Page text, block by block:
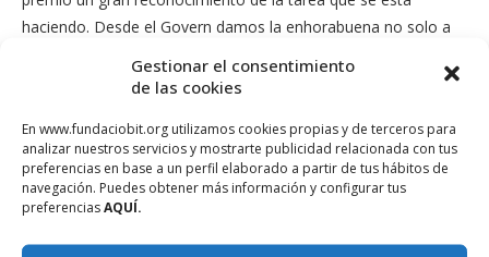
Gestionar el consentimiento
de las cookies
En www.fundaciobit.org utilizamos cookies propias y de terceros para
analizar nuestros servicios y mostrarte publicidad relacionada con tus
preferencias en base a un perfil elaborado a partir de tus hábitos de
navegación. Puedes obtener más información y configurar tus
preferenciasAQUÍ.
haciendo. Desde el Govern damos la enhorabuena no solo a
participantes que han llegado a esta fase final representando a
posibilidades de éxito, puede tener demanda, pone en valor la
cultura y el patrimonio de las Illes Balears y fomenta el
turismo que quiere promocionar el Govern de las Illes Balears”.